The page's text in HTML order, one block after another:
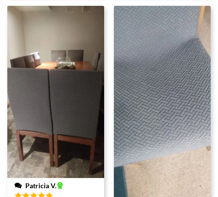
Patricia V.